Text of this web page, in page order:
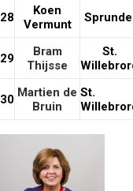
28
Koen
Vermunt
29
Bram
Thijsse
St.
30 Martien de
Bruin
St.